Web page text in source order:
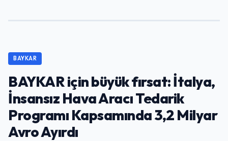
BAYKAR
BAYKAR için büyük fırsat: İtalya,
İnsansız Hava Aracı Tedarik
Programı Kapsamında 3,2 Milyar
Avro Ayırdı